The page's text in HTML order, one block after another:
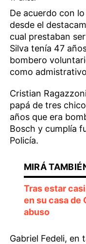
De acuerdo con
desde el
cual prestaban
Silva tenía 47
bombero
como
Cristian
papá de tres
años que era
Bosch y cumplía
Policía.
Tras estar
en su casa de
abuso
Gabriel Fedeli, en